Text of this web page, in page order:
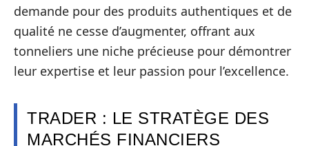
demande pour des produits authentiques et de
qualité ne cesse d’augmenter, offrant aux
tonneliers une niche précieuse pour démontrer
leur expertise et leur passion pour l’excellence.
TRADER : LE STRATÈGE DES
MARCHÉS FINANCIERS